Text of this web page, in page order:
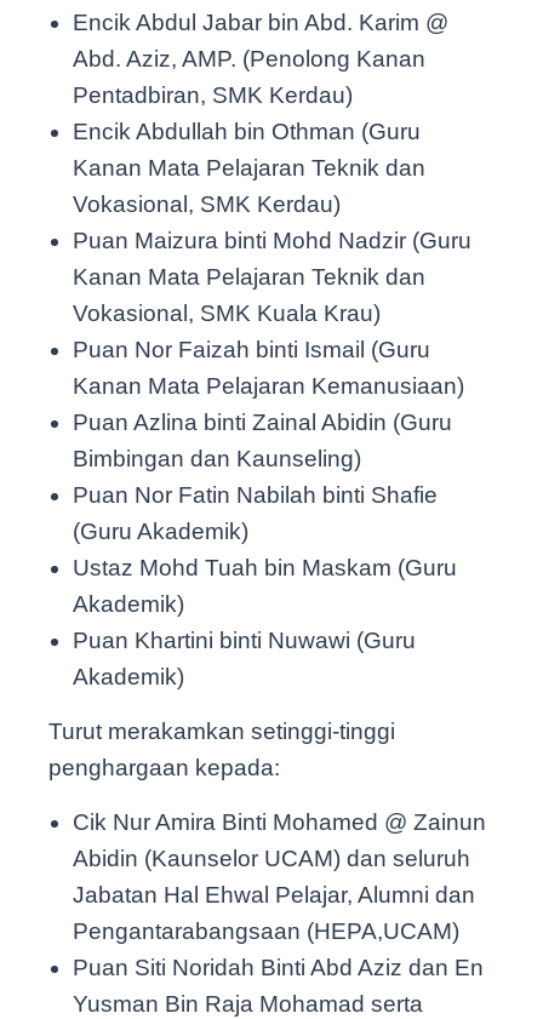
Encik Abdul Jabar bin Abd. Karim @
Abd. Aziz, AMP. (Penolong Kanan
Pentadbiran, SMK Kerdau)
Encik Abdullah bin Othman (Guru
Kanan Mata Pelajaran Teknik dan
Vokasional, SMK Kerdau)
Puan Maizura binti Mohd Nadzir (Guru
Kanan Mata Pelajaran Teknik dan
Vokasional, SMK Kuala Krau)
Puan Nor Faizah binti Ismail (Guru
Kanan Mata Pelajaran Kemanusiaan)
Puan Azlina binti Zainal Abidin (Guru
Bimbingan dan Kaunseling)
Puan Nor Fatin Nabilah binti Shafie
(Guru Akademik)
Ustaz Mohd Tuah bin Maskam (Guru
Akademik)
Puan Khartini binti Nuwawi (Guru
Akademik)
Turut merakamkan setinggi-tinggi
penghargaan kepada:
Cik Nur Amira Binti Mohamed @ Zainun
Abidin (Kaunselor UCAM) dan seluruh
Jabatan Hal Ehwal Pelajar, Alumni dan
Pengantarabangsaan (HEPA,UCAM)
Puan Siti Noridah Binti Abd Aziz dan En
Yusman Bin Raja Mohamad serta